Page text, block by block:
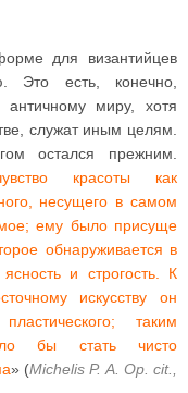
для византийцев
Это есть, конечно,
античному миру, хотя
служат иным целям.
остался прежним.
красоты как
несущего в самом
ему было присуще
обнаруживается в
ясность и строгость. К
искусству он
таким
бы стать чисто
» (Michelis P. A. Op. cit.,